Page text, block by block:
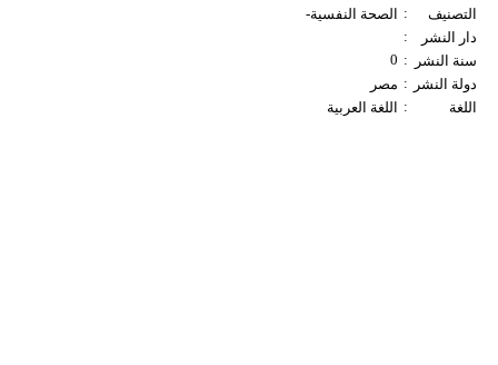
التصنيف
:
الصحة النفسية-
دار النشر
:
سنة النشر
:
0
دولة النشر
: مصر
اللغة
: اللغة العربية